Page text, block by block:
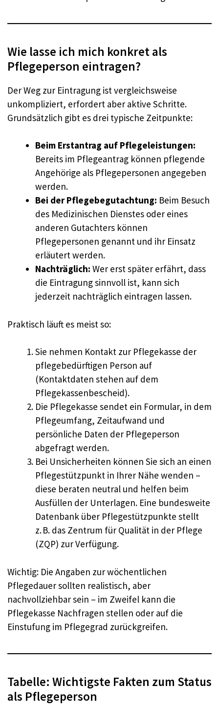
Wie lasse ich mich konkret als
Pflegeperson eintragen?
Der Weg zur Eintragung ist vergleichsweise
unkompliziert, erfordert aber aktive Schritte.
Grundsätzlich gibt es drei typische Zeitpunkte:
Beim Erstantrag auf Pflegeleistungen:
Bereits im Pflegeantrag können pflegende
Angehörige als Pflegepersonen angegeben
werden.
Bei der Pflegebegutachtung: Beim Besuch
des Medizinischen Dienstes oder eines
anderen Gutachters können
Pflegepersonen genannt und ihr Einsatz
erläutert werden.
Nachträglich: Wer erst später erfährt, dass
die Eintragung sinnvoll ist, kann sich
jederzeit nachträglich eintragen lassen.
Praktisch läuft es meist so:
Sie nehmen Kontakt zur Pflegekasse der
pflegebedürftigen Person auf
(Kontaktdaten stehen auf dem
Pflegekassenbescheid).
Die Pflegekasse sendet ein Formular, in dem
Pflegeumfang, Zeitaufwand und
persönliche Daten der Pflegeperson
abgefragt werden.
Bei Unsicherheiten können Sie sich an einen
Pflegestützpunkt in Ihrer Nähe wenden –
diese beraten neutral und helfen beim
Ausfüllen der Unterlagen. Eine bundesweite
Datenbank über Pflegestützpunkte stellt
z. B. das Zentrum für Qualität in der Pflege
(ZQP) zur Verfügung.
Wichtig: Die Angaben zur wöchentlichen
Pflegedauer sollten realistisch, aber
nachvollziehbar sein – im Zweifel kann die
Pflegekasse Nachfragen stellen oder auf die
Einstufung im Pflegegrad zurückgreifen.
Tabelle: Wichtigste Fakten zum Status
als Pflegeperson